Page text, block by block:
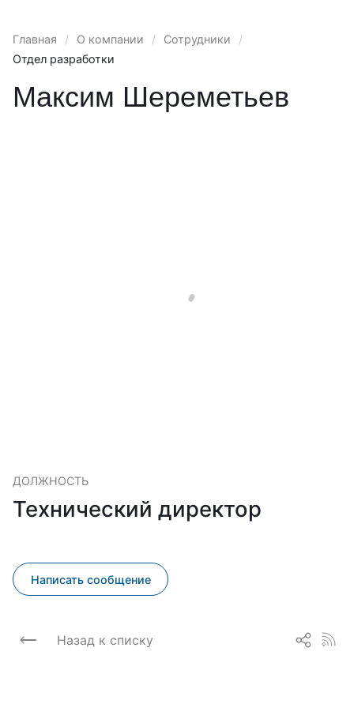
Главная / О компании / Сотрудники
/
Отдел разработки
Максим Шереметьев
ДОЛЖНОСТЬ
Технический директор
Написать сообщение
Назад к списку